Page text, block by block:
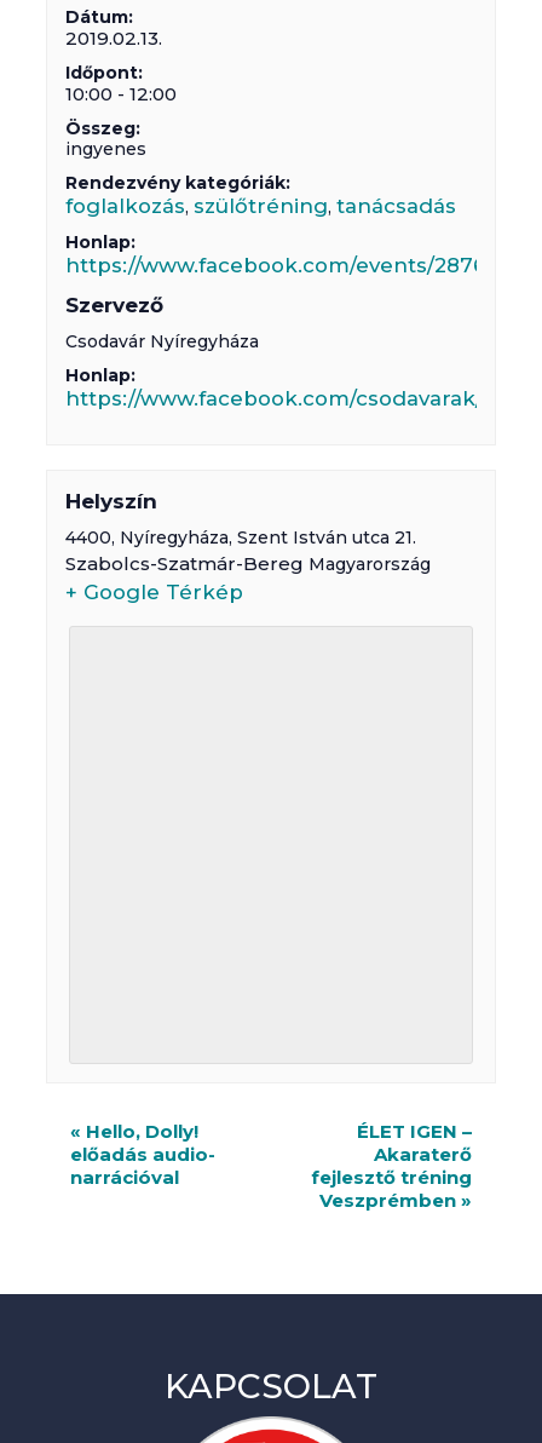
Dátum:
2019.02.13.
Időpont:
10:00 - 12:00
Összeg:
ingyenes
Rendezvény kategóriák:
foglalkozás, szülőtréning, tanácsadás
Honlap:
https://www.facebook.com/events/
Szervező
Csodavár Nyíregyháza
Honlap:
https://www.facebook.com/csodavarak/
Helyszín
4400, Nyíregyháza, Szent István utca 21.
Szabolcs-Szatmár-Bereg Magyarország
+ Google Térkép
e
« Hello, Dolly!
előadás audio-
narrációval
ÉLET IGEN –
Akaraterő
fejlesztő tréning
Veszprémben»
KAPCSOLAT